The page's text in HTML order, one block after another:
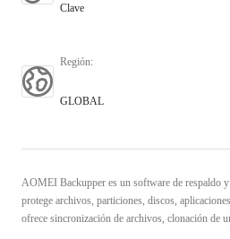
Clave
Región:
GLOBAL
AOMEI Backupper es un software de respaldo
protege archivos, particiones, discos,
ofrece sincronización de archivos, clonación de